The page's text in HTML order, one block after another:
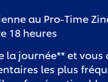
au Pro-Time
18 heures
la journée** et
les plus